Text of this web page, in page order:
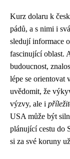
Kurz dolaru k
pádů, a s nimi i svá
sledují informace
fascinující oblast.
budoucnost,
lépe se orientovat
uvědomit, že
výzvy, ale i
USA může být
plánující cestu do
si za své koruny